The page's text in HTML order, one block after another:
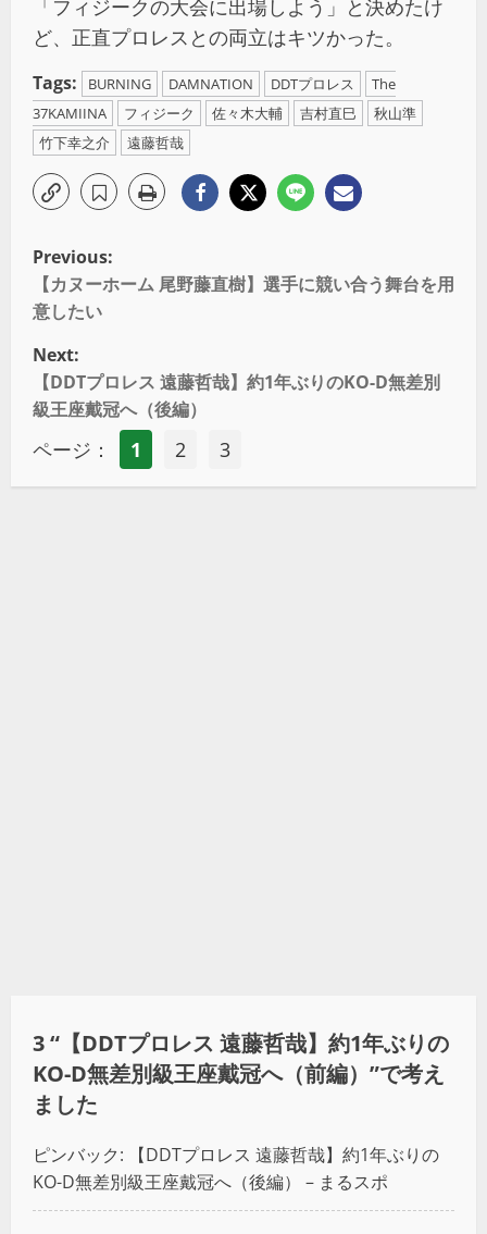
「フィジークの大会に出場しよう」と決めたけ
ど、正直プロレスとの両立はキツかった。
Tags: BURNING DAMNATION DDTプロレス
The
37KAMIINA
フィジーク 佐々木大輔 吉村直巳
秋山準
竹下幸之介
遠藤哲哉
Previous:
【カヌーホーム 尾野藤直樹】選手に競い合う舞台を用
意したい
Next:
【DDTプロレス 遠藤哲哉】約1年ぶりのKO-D無差別
級王座戴冠へ（後編）
ページ： 1 2 3
3 “ 【DDTプロレス 遠藤哲哉】約1年ぶりの
KO-D無差別級王座戴冠へ（前編） ”で考え
ました
ピンバック:
【DDTプロレス 遠藤哲哉】約1年ぶりの
KO-D無差別級王座戴冠へ（後編） – まるスポ